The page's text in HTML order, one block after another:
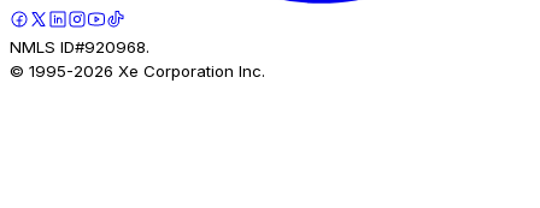
NMLS ID#920968.
© 1995-2026 Xe Corporation Inc.